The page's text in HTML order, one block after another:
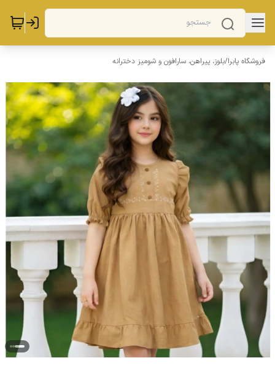
فروشگاه پابرا/بلوز، پیراهن، سارافون و شومیز دخترانه